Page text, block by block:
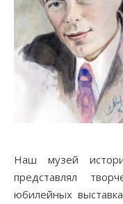
Наш музей
представлял
юбилейных